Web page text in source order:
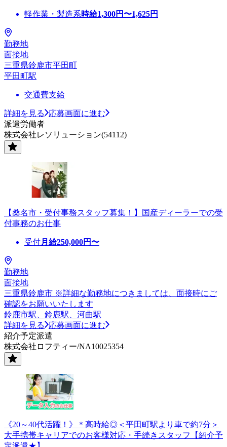
軽作業・製造系時給1,300円〜1,625円
勤務地
面接地
三重県鈴鹿市平田町
平田町駅
交通費支給
詳細を見る
応募画面に進む
派遣労働者
株式会社レソリューション(54112)
【桑名市・受付事務スタッフ募集！】国産ディーラーでの受
付事務のお仕事
受付月給250,000円〜
勤務地
面接地
三重県鈴鹿市 ※詳細な勤務地につきましては、面接時にご
確認をお願いいたします
鈴鹿市駅、鈴鹿駅、河曲駅
詳細を見る
応募画面に進む
紹介予定派遣
株式会社ロフティー/NA10025354
《20～40代活躍！》＊高時給◎＜平田町駅より車で約7分＞
大手携帯キャリアでのお客様対応・手続きスタッフ【紹介予